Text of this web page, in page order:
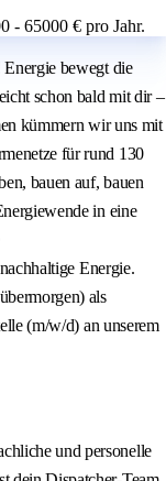
- 65000 € pro Jahr.
bewegt die
schon bald mit dir –
kümmern wir uns mit
für rund 130
bauen auf, bauen
in eine
Energie.
als
(m/w/d) an unserem
und personelle